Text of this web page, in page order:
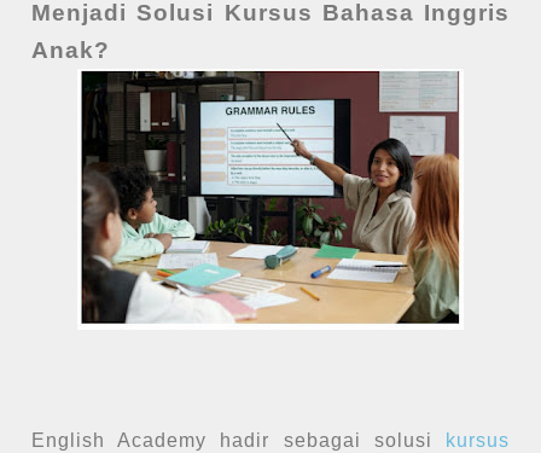
Menjadi Solusi Kursus Bahasa Inggris
Anak?
English Academy hadir sebagai solusi
kursus